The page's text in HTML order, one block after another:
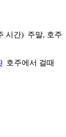
시간) 주말, 호주
호주에서 걸때